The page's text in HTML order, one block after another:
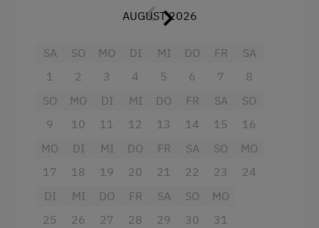
Kinderspielplatz
Spielzeug
Verpflegung
Café
Frühstück vom Buffett
Vinothek
AUGUST 2026
SA
1
SO
2
MO
3
DI
4
MI
5
DO
6
FR
7
SA
8
SO
9
MO
10
DI
11
MI
12
DO
13
FR
14
SA
15
SO
16
MO
17
DI
18
MI
19
DO
20
FR
21
SA
22
SO
23
MO
24
DI
25
MI
26
DO
27
FR
28
SA
29
SO
30
MO
31